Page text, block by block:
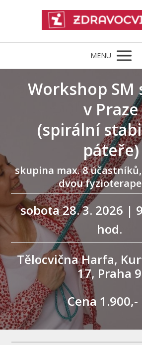
MENU
Workshop SM
v Praze
(spirální
páteře)
skupina max. 8
dvou
sobota 28. 3. 2026 |
hod.
Tělocvična Harfa,
17, Praha 9
Cena 1.900,-